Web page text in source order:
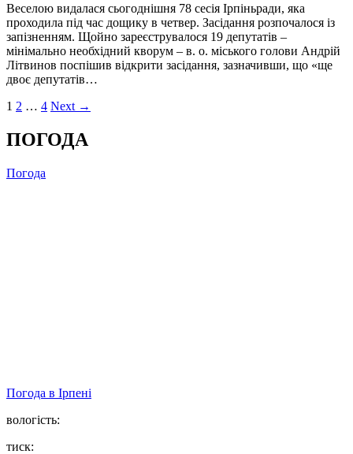
Веселою видалася сьогоднішня 78 сесія Ірпіньради, яка
проходила під час дощику в четвер. Засідання розпочалося із
запізненням. Щойно зареєструвалося 19 депутатів –
мінімально необхідний кворум – в. о. міського голови Андрій
Літвинов поспішив відкрити засідання, зазначивши, що «ще
двоє депутатів…
1 2 … 4 Next →
ПОГОДА
Погода
Погода в Ірпені
вологість:
тиск: